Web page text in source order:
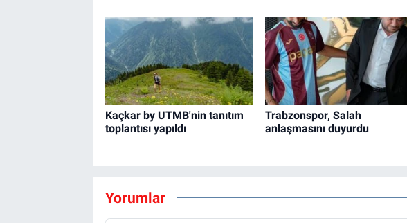
Kaçkar by UTMB'nin tanıtım
toplantısı yapıldı
Trabzonspor, Salah
anlaşmasını duyurdu
Yorumlar